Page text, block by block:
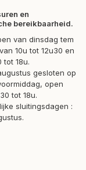
en
bereikbaarheid.
van dinsdag tem
10u tot 12u30 en
tot 18u.
gesloten op
open
tot 18u.
sluitingsdagen :